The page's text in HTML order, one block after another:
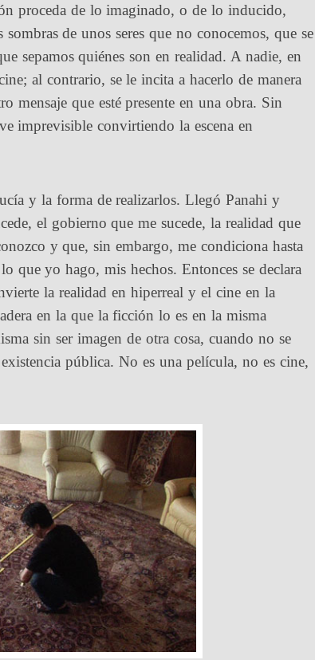
proceda de lo imaginado, o de lo inducido,
de unos seres que no conocemos, que se
sepamos quiénes son en realidad. A nadie, en
al contrario, se le incita a hacerlo de manera
mensaje que esté presente en una obra. Sin
imprevisible convirtiendo la escena en
y la forma de realizarlos. Llegó Panahi y
el gobierno que me sucede, la realidad que
y que, sin embargo, me condiciona hasta
que yo hago, mis hechos. Entonces se declara
la realidad en hiperreal y el cine en la
en la que la ficción lo es en la misma
sin ser imagen de otra cosa, cuando no se
pública. No es una película, no es cine,